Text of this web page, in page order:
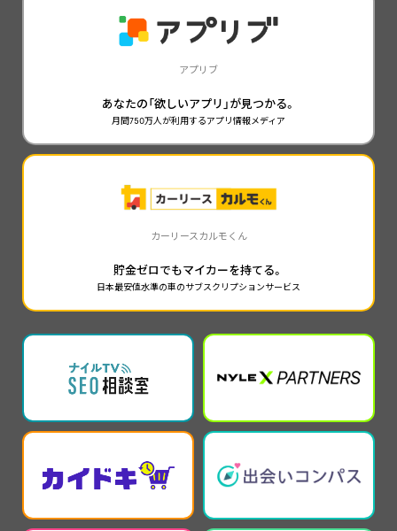
アプリブ
あなたの「欲しいアプリ」が見つかる。
月間750万人が利用するアプリ情報メディア
カーリースカルモくん
貯金ゼロでもマイカーを持てる。
日本最安値水準の車のサブスクリプションサービス